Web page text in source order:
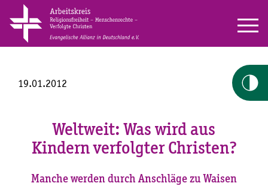
19.01.2012
Weltweit: Was wird aus
Kindern verfolgter Christen?
Manche werden durch Anschläge zu Waisen